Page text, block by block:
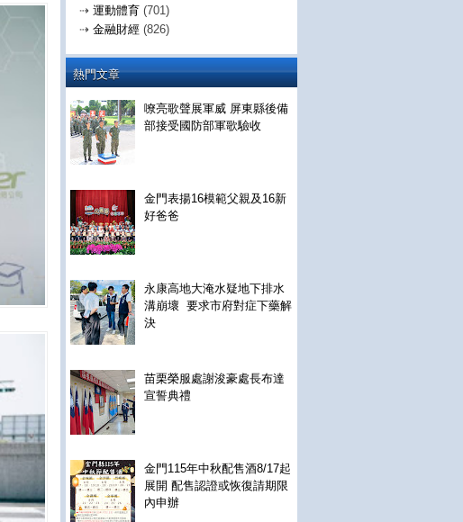
⇢ 運動體育 (701)
⇢ 金融財經 (826)
熱門文章
嘹亮歌聲展軍威 屏東縣後備
部接受國防部軍歌驗收
金門表揚16模範父親及16新
好爸爸
永康高地大淹水疑地下排水
溝崩壞 要求市府對症下藥解
決
苗栗榮服處謝浚豪處長布達
宣誓典禮
金門115年中秋配售酒8/17起
展開 配售認證或恢復請期限
內申辦